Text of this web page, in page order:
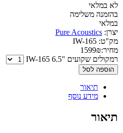
לא במלאי
בהזמנה משלימה
במלאי
יצרן: Pure Acoustics
מק"ט: IW-165
מחיר:
1599₪
רמקולים שקועים "6.5 IW-165
הוספה לסל
תיאור
מידע נוסף
תיאור